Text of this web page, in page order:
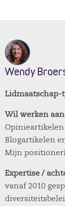
Wendy
Lidmaatschap-
Wil werken
Opinieartikelen
Blogartikelen
Mijn
Expertise /
vanaf 2010